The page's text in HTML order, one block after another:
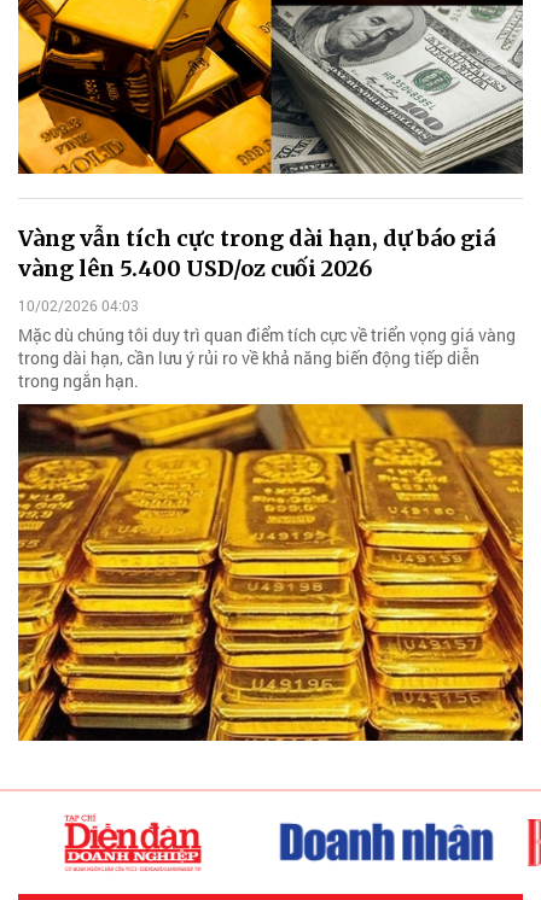
Vàng vẫn tích cực trong dài hạn, dự báo giá
vàng lên 5.400 USD/oz cuối 2026
10/02/2026 04:03
Mặc dù chúng tôi duy trì quan điểm tích cực về triển vọng giá vàng
trong dài hạn, cần lưu ý rủi ro về khả năng biến động tiếp diễn
trong ngắn hạn.